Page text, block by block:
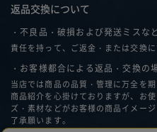
返品交換について
・不良品・破損および発送ミスな
責任を持って、ご返金・または交換に
・お客様都合による返品・交換の
当店では商品の品質・管理に万全を
商品紹介を心掛けておりますが、お
ズ・素材などがお客様の商品イメー
了承願います。